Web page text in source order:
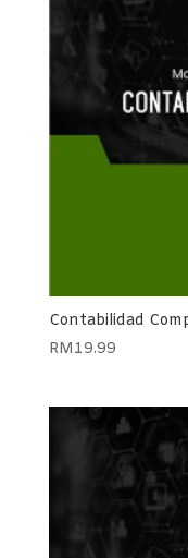
Contabilidad
RM19.99